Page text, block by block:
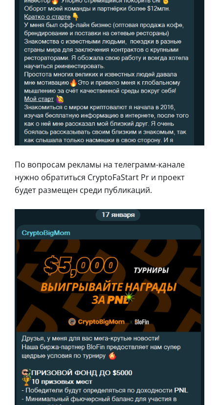
По вопросам рекламы на телеграмм-канале
нужно обратиться CryptoFaStart Pr и проект
будет размещен среди публикаций.